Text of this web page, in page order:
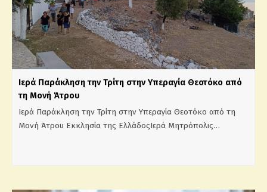
Ιερά Παράκληση την Τρίτη στην Υπεραγία Θεοτόκο από
τη Μονή Άτρου
Ιερά Παράκληση την Τρίτη στην Υπεραγία Θεοτόκο από τη
Μονή Άτρου Εκκλησία της ΕλλάδοςΙερά Μητρόπολις…